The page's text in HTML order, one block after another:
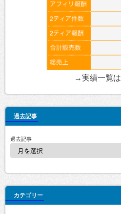
→実績一覧は
過去記事
過去記事
カテゴリー